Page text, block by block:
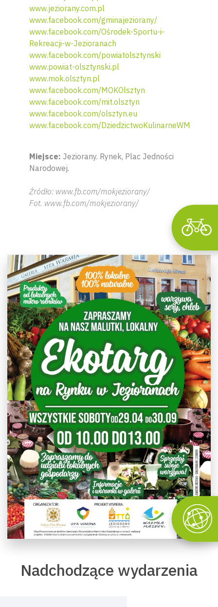
www.jeziorany.com.pl
www.facebook.com/gminajeziorany/
www.facebook.com/Ośrodek-Sportu-i-
Rekreacji-w-Jezioranach
www.facebook.com/powiatolsztynski
www.powiat-olsztynski.pl
www.mok.olsztyn.pl
www.facebook.com/MOKOlsztyn
www.facebook.com/mit.olsztyn
www.facebook.com/olsztyn.eu
www.facebook.com/DziedzictwoKulinarneWM
Miejsce: Jeziorany. Rynek, Plac Jedności
Narodowej.
Źródło: www.fb.com/mokjeziorany/
Fot. www.fb.com/mokjeziorany/
Nadchodzące wydarzenia